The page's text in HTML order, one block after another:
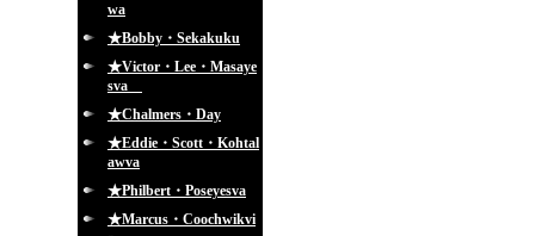
wa
★Bobby・Sekakuku
★Victor・Lee・Masaye
sva
★Chalmers・Day
★Eddie・Scott・Kohtal
awva
★Philbert・Poseyesva
★Marcus・Coochwikvi